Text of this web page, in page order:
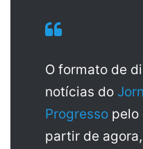
O formato de
notícias do
Progresso pelo
partir de